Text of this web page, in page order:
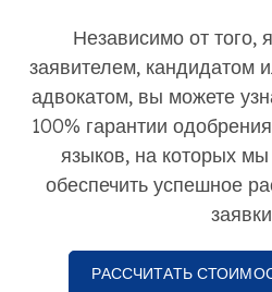
Независимо от того,
заявителем, кандидатом
адвокатом, вы можете
100% гарантии
языков, на которых
обеспечить успешное
РАССЧИТАТЬ